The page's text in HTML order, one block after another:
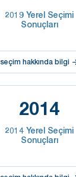
2019 Yerel Seçimi
Sonuçları
seçim hakkında bilgi
2014
2014 Yerel Seçimi
Sonuçları